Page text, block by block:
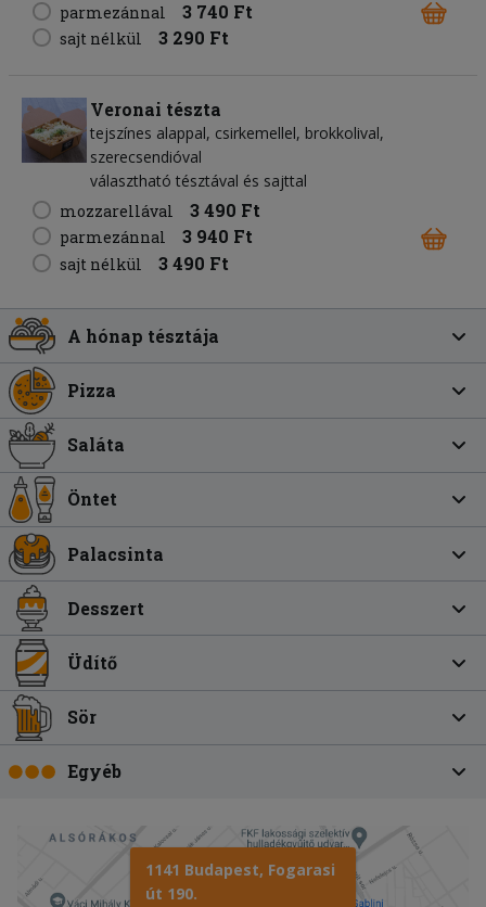
parmezánnal 3 740 Ft
sajt nélkül 3 290 Ft
Veronai tészta
tejszínes alappal, csirkemellel, brokkolival,
szerecsendióval
választható tésztával és sajttal
mozzarellával
3 490 Ft
parmezánnal 3 940 Ft
sajt nélkül 3 490 Ft
A hónap tésztája
Pizza
Saláta
Öntet
Palacsinta
Desszert
Üdítő
Sör
Egyéb
1141 Budapest, Fogarasi
út 190.